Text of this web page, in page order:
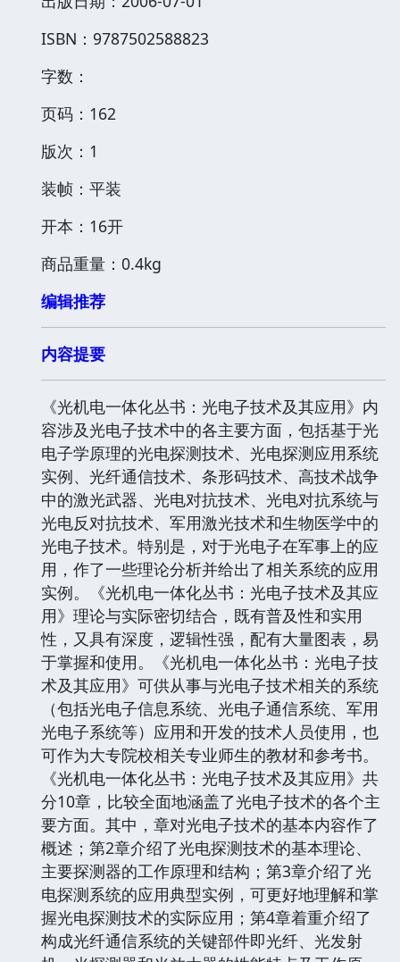
ISBN：9787502588823
字数：
页码：162
版次：1
装帧：平装
开本：16开
商品重量：0.4kg
编辑推荐
内容提要
《光机电一体化丛书：光电子技术及其应用》内
容涉及光电子技术中的各主要方面，包括基于光
电子学原理的光电探测技术、光电探测应用系统
实例、光纤通信技术、条形码技术、高技术战争
中的激光武器、光电对抗技术、光电对抗系统与
光电反对抗技术、军用激光技术和生物医学中的
光电子技术。特别是，对于光电子在军事上的应
用，作了一些理论分析并给出了相关系统的应用
实例。《光机电一体化丛书：光电子技术及其应
用》理论与实际密切结合，既有普及性和实用
性，又具有深度，逻辑性强，配有大量图表，易
于掌握和使用。《光机电一体化丛书：光电子技
术及其应用》可供从事与光电子技术相关的系统
（包括光电子信息系统、光电子通信系统、军用
光电子系统等）应用和开发的技术人员使用，也
可作为大专院校相关专业师生的教材和参考书。
《光机电一体化丛书：光电子技术及其应用》共
分10章，比较全面地涵盖了光电子技术的各个主
要方面。其中，章对光电子技术的基本内容作了
概述；第2章介绍了光电探测技术的基本理论、
主要探测器的工作原理和结构；第3章介绍了光
电探测系统的应用典型实例，可更好地理解和掌
握光电探测技术的实际应用；第4章着重介绍了
构成光纤通信系统的关键部件即光纤、光发射